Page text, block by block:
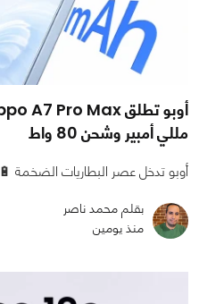
مللي أمبير وشحن 80 واط
أوبو تدخل عصر البطاريات الضخمة 🔋
بقلم محمد ناصر
منذ يومين